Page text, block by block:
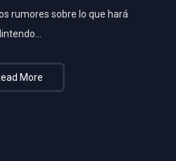
rumores sobre lo que hará
More